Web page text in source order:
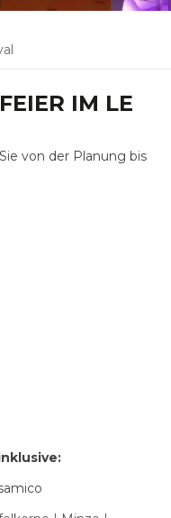
IM LE
von der Planung bis